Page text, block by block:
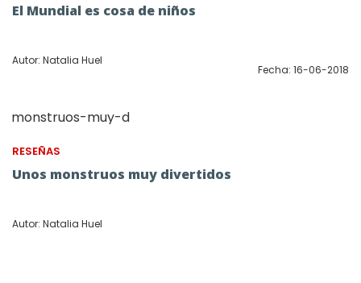
El Mundial es cosa de niños
Autor: Natalia Huel
Fecha: 16-06-2018
RESEÑAS
Unos monstruos muy divertidos
Autor: Natalia Huel